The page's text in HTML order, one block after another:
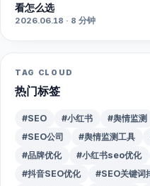
看怎么选
2026.06.18 · 8 分钟
TAG CLOUD
热门标签
#SEO #小红书 #舆情监测
#SEO公司
#舆情监测工具
#品牌优化
#小红书seo优化
#抖音SEO优化
#SEO关键词